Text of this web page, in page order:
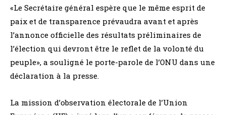
«Le Secrétaire général espère que le même esprit de
paix et de transparence prévaudra avant et après
l’annonce officielle des résultats préliminaires de
l’élection qui devront être le reflet de la volonté du
peuple», a souligné le porte-parole de l’ONU dans une
déclaration à la presse.
La mission d’observation électorale de l’Union